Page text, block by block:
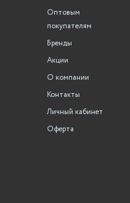
Оптовым
покупателям
Бренды
Акции
О компании
Контакты
Личный кабинет
Оферта